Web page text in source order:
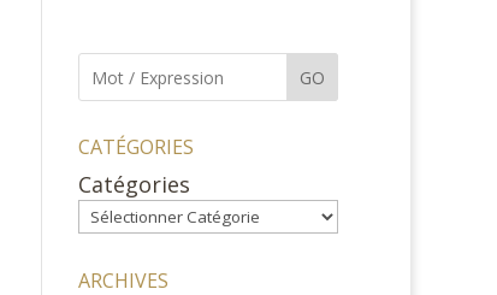
GO
CATÉGORIES
Catégories
ARCHIVES